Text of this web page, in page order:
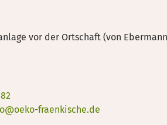
vor der Ortschaft (von
fraenkische.de